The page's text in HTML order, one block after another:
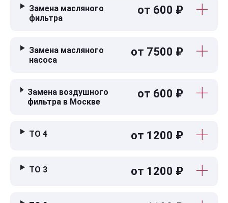
Замена масляного
фильтра
от 600 ₽
Замена масляного
насоса
от 7500 ₽
Замена воздушного
фильтра в Москве
от 600 ₽
ТО 4 от 1200 ₽
ТО 3 от 1200 ₽